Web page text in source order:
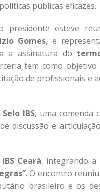
públicas eficazes.
presidente esteve
Gomes, e
a assinatura do
tem como
de profissionais e
Selo IBS, uma comenda
discussão e
Ceará, integrando a
. O encontro
brasileiro e os